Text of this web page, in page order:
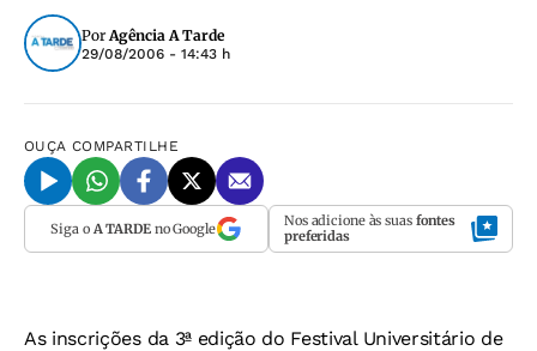
PorAgência A Tarde
29/08/2006 - 14:43 h
OUÇA COMPARTILHE
Siga o A TARDEno Google Nos adicione às suas fontes
preferidas
As inscrições da 3ª edição do Festival Universitário de